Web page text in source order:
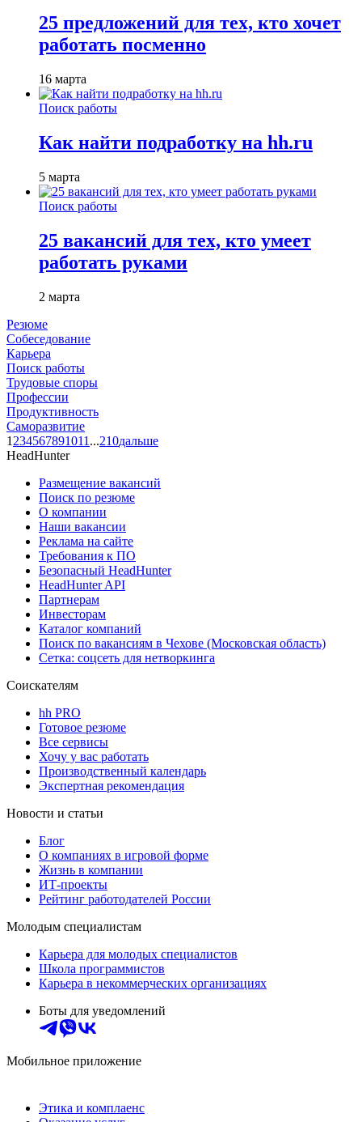
25 предложений для тех, кто хочет
работать посменно
16 марта
Поиск работы
Как найти подработку на hh.ru
5 марта
Поиск работы
25 вакансий для тех, кто умеет
работать руками
2 марта
Резюме
Собеседование
Карьера
Поиск работы
Трудовые споры
Профессии
Продуктивность
Саморазвитие
1 234567891011 ...210дальше
HeadHunter
Размещение вакансий
Поиск по резюме
О компании
Наши вакансии
Реклама на сайте
Требования к ПО
Безопасный HeadHunter
HeadHunter API
Партнерам
Инвесторам
Каталог компаний
Поиск по вакансиям в Чехове (Московская область)
Сетка: соцсеть для нетворкинга
Соискателям
hh PRO
Готовое резюме
Все сервисы
Хочу у вас работать
Производственный календарь
Экспертная рекомендация
Новости и статьи
Блог
О компаниях в игровой форме
Жизнь в компании
ИТ-проекты
Рейтинг работодателей России
Молодым специалистам
Карьера для молодых специалистов
Школа программистов
Карьера в некоммерческих организациях
Боты для уведомлений
Мобильное приложение
Этика и комплаенс